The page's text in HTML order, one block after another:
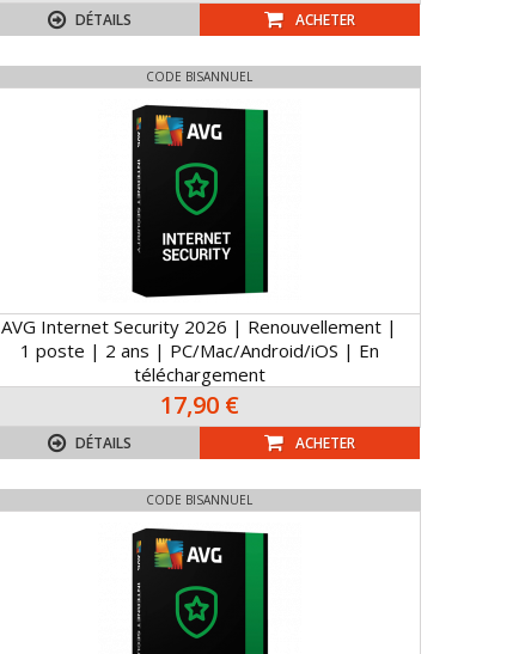
DÉTAILS ACHETER
CODE BISANNUEL
AVG Internet Security 2026 | Renouvellement |
1 poste | 2 ans | PC/Mac/Android/iOS | En
téléchargement
17,90 €
DÉTAILS ACHETER
CODE BISANNUEL